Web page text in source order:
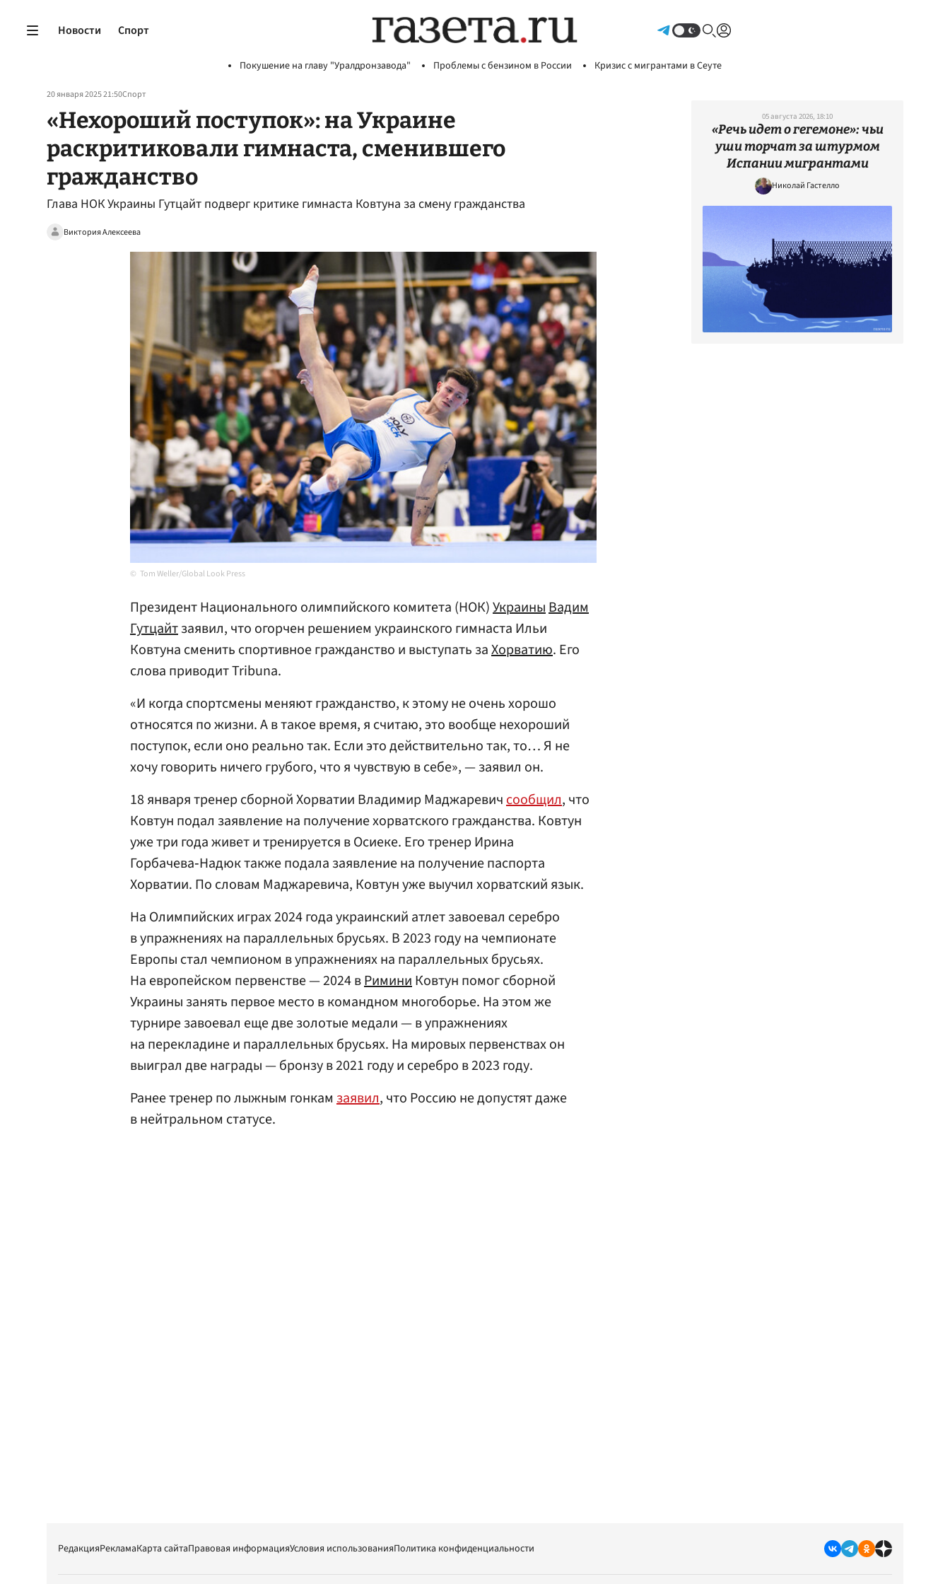
Новости Спорт
Покушение на главу "Уралдронзавода" Проблемы с бензином в России Кризис с мигрантами в Сеуте
20 января 2025 21:50Спорт
«Нехороший поступок»: на Украине
раскритиковали гимнаста, сменившего
гражданство
Глава НОК Украины Гутцайт подверг критике гимнаста Ковтуна за смену гражданства
Виктория Алексеева
Tom Weller/Global Look Press
Президент Национального олимпийского комитета (НОК)УкраиныВадим
Гутцайтзаявил, что огорчен решением украинского гимнаста Ильи
Ковтуна сменить спортивное гражданство и выступать заХорватию. Его
слова приводит Tribuna.
«И когда спортсмены меняют гражданство, к этому не очень хорошо
относятся по жизни. А в такое время, я считаю, это вообще нехороший
поступок, если оно реально так. Если это действительно так, то… Я не
хочу говорить ничего грубого, что я чувствую в себе», — заявил он.
18 января тренер сборной Хорватии Владимир Маджаревичсообщил, что
Ковтун подал заявление на получение хорватского гражданства. Ковтун
уже три года живет и тренируется в Осиеке. Его тренер Ирина
Горбачева‑Надюк также подала заявление на получение паспорта
Хорватии. По словам Маджаревича, Ковтун уже выучил хорватский язык.
На Олимпийских играх 2024 года украинский атлет завоевал серебро
в упражнениях на параллельных брусьях. В 2023 году на чемпионате
Европы стал чемпионом в упражнениях на параллельных брусьях.
На европейском первенстве — 2024 вРиминиКовтун помог сборной
Украины занять первое место в командном многоборье. На этом же
турнире завоевал еще две золотые медали — в упражнениях
на перекладине и параллельных брусьях. На мировых первенствах он
выиграл две награды — бронзу в 2021 году и серебро в 2023 году.
Ранее тренер по лыжным гонкам заявил, что Россию не допустят даже
в нейтральном статусе.
05 августа 2026, 18:10
«Речь идет о гегемоне»: чьи
уши торчат за штурмом
Испании мигрантами
Николай Гастелло
РедакцияРекламаКарта сайтаПравовая информацияУсловия использованияПолитика конфиденциальности